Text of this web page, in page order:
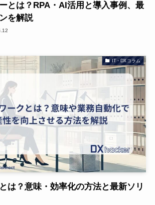
とは？RPA・AI活用と導入事例、最
を解説
IT・DXコラム
は？意味・効率化の方法と最新ソリ